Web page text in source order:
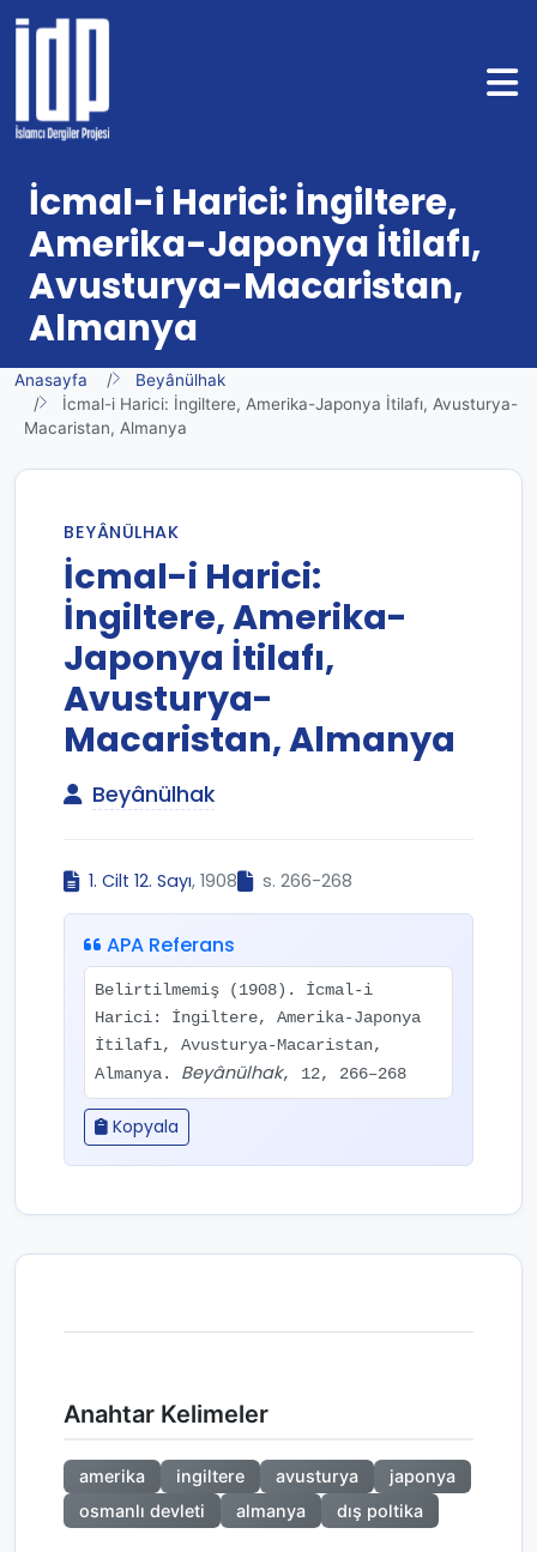
İcmal-i Harici: İngiltere,
Amerika-Japonya İtilafı,
Avusturya-Macaristan,
Almanya
Anasayfa
Beyânülhak
İcmal-i Harici: İngiltere, Amerika-Japonya İtilafı, Avusturya-
Macaristan, Almanya
BEYÂNÜLHAK
İcmal-i Harici:
İngiltere, Amerika-
Japonya İtilafı,
Avusturya-
Macaristan, Almanya
Beyânülhak
1. Cilt 12. Sayı, 1908 s. 266-268
APA Referans
Belirtilmemiş (1908). İcmal-i
Harici: İngiltere, Amerika-Japonya
İtilafı, Avusturya-Macaristan,
Almanya. Beyânülhak, 12, 266–268
Kopyala
Anahtar Kelimeler
amerika ingiltere avusturya
japonya
osmanlı devleti
almanya dış poltika